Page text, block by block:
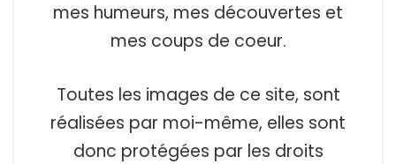
mes humeurs, mes découvertes et
mes coups de coeur.
Toutes les images de ce site, sont
réalisées par moi-même, elles sont
donc protégées par les droits